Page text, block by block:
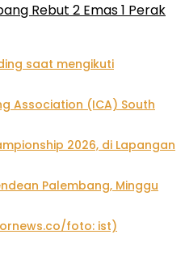
Rebut 2 Emas 1 Perak